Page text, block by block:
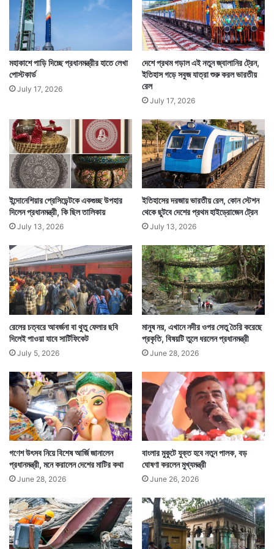
West Bengal Assembly Election 2016
মহাকাশে পাড়ি দিচ্ছে প্রধানমন্ত্রীর হাতে লেখা
পোস্টকার্ড
July 17, 2026
দেশে প্রথম গড়াল এই নতুন জ্বালানির ট্রেন,
ইতিহাস গড়ে সবুজ যাত্রা শুরু করল ভারতীয়
রেল
July 17, 2026
ইন্দোনেশিয়ার প্রেসিডেন্টকে একগুচ্ছ উপহার
দিলেন প্রধানমন্ত্রী, কি ছিল তালিকায়
July 13, 2026
ইতিহাসের দরজায় ভারতীয় রেল, কোন স্টেশন
থেকে ছুটবে দেশের প্রথম হাইড্রোজেন ট্রেন
July 13, 2026
রেলের চত্বরে আবর্জনা বা থুতু ফেলার ছবি
দিলেই পাওয়া যাবে সার্টিফিকেট
July 5, 2026
মানুষ নয়, এখানে নদীর ওপর সেতু তৈরি করেছে
প্রকৃতি, বিষয়টি তুলে ধরলেন প্রধানমন্ত্রী
June 28, 2026
গণেশ উৎসব নিয়ে বিশেষ আর্জি জানালেন
প্রধানমন্ত্রী, মনে করালেন দেশের মাটির কথা
June 28, 2026
বাংলার মুকুটে যুক্ত হবে নতুন পালক, বড়
ঘোষণা করলেন মুখ্যমন্ত্রী
June 26, 2026